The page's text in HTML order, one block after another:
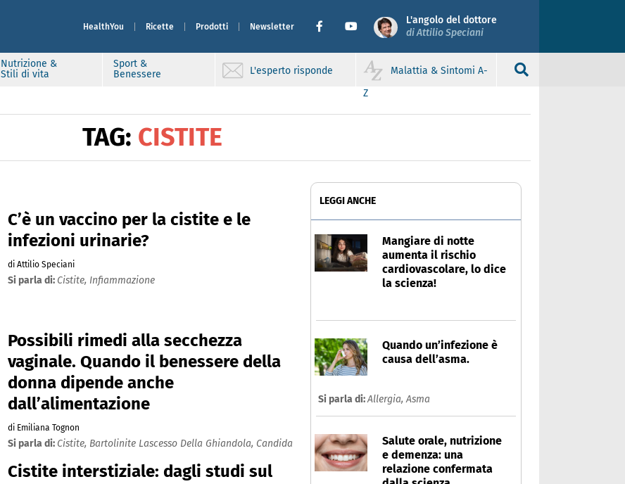
HealthYou Ricette Prodotti Newsletter
L'angolo del dottore
di Attilio Speciani
Nutrizione &
Stili di vita
Sport &
Benessere
L'esperto risponde
Malattia & Sintomi A-
Z
TAG: CISTITE
C’è un vaccino per la cistite e le
infezioni urinarie?
di Attilio Speciani
Si parla di: Cistite, Infiammazione
Possibili rimedi alla secchezza
vaginale. Quando il benessere della
donna dipende anche
dall’alimentazione
di Emiliana Tognon
Si parla di: Cistite, Bartolinite Lascesso Della Ghiandola, Candida
Cistite interstiziale: dagli studi sul
LEGGI ANCHE
Mangiare di notte
aumenta il rischio
cardiovascolare, lo dice
la scienza!
Quando un’infezione è
causa dell’asma.
Si parla di:Allergia,Asma
Salute orale, nutrizione
e demenza: una
relazione confermata